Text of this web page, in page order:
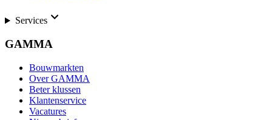
Services
GAMMA
Bouwmarkten
Over GAMMA
Beter klussen
Klantenservice
Vacatures